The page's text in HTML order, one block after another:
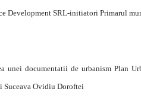
Development SRL-initiatori Primarul
unei documentatii de urbanism
Suceava Ovidiu Doroftei